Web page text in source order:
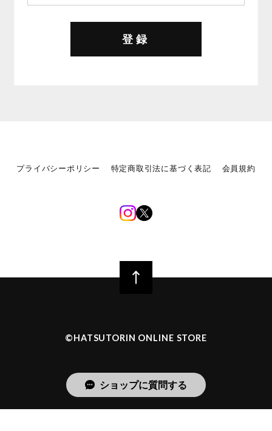
登録
プライバシーポリシー 特定商取引法に基づく表記 会員規約
©︎HATSUTORIN ONLINE STORE
ショップに質問する